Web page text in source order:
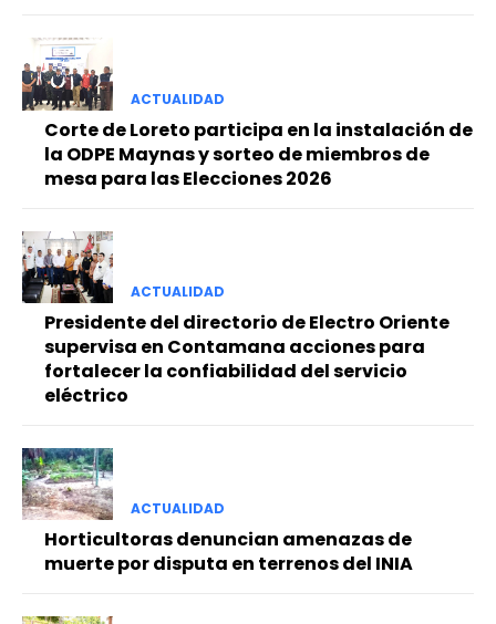
ACTUALIDAD
Corte de Loreto participa en la instalación de
la ODPE Maynas y sorteo de miembros de
mesa para las Elecciones 2026
ACTUALIDAD
Presidente del directorio de Electro Oriente
supervisa en Contamana acciones para
fortalecer la confiabilidad del servicio
eléctrico
ACTUALIDAD
Horticultoras denuncian amenazas de
muerte por disputa en terrenos del INIA